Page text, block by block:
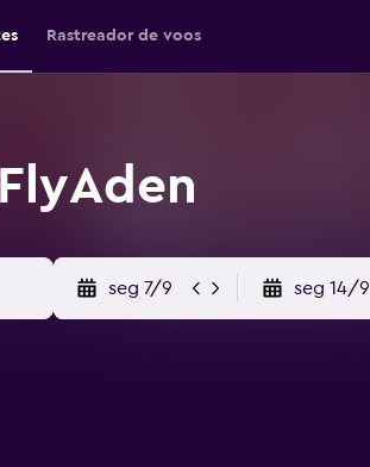
Rastreador de voos
seg 7/9 seg 14/9